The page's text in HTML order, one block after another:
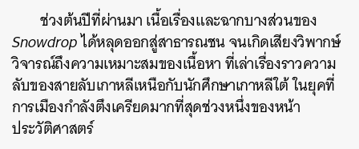
ช่วงต้นปีที่ผ่านมา เนื้อเรื่องและฉากบางส่วนของ
Snowdropได้หลุดออกสู่สาธารณชน จนเกิดเสียงวิพากษ์
วิจารณ์ถึงความเหมาะสมของเนื้อหา ที่เล่าเรื่องราวความ
ลับของสายลับเกาหลีเหนือกับนักศึกษาเกาหลีใต้ ในยุคที่
การเมืองกำลังตึงเครียดมากที่สุดช่วงหนึ่งของหน้า
ประวัติศาสตร์